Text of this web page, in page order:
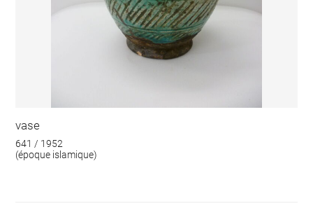
vase
641 / 1952
(époque islamique)